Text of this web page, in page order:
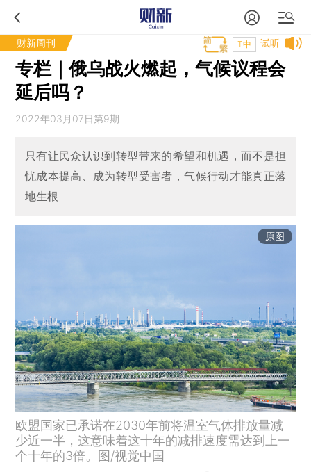
财新周刊 试听
T中
专栏｜俄乌战火燃起，气候议程会
延后吗？
2022年03月07日第9期
只有让民众认识到转型带来的希望和机遇，而不是担
忧成本提高、成为转型受害者，气候行动才能真正落
地生根
原图
欧盟国家已承诺在2030年前将温室气体排放量减
少近一半，这意味着这十年的减排速度需达到上一
个十年的3倍。图/视觉中国